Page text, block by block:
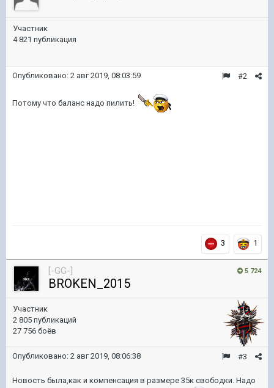
Участник
4 821 публикация
#2
Опубликовано: 2 авг 2019, 08:03:59
Потому что баланс надо пилить!
3 1
5 724
[-GG-]
BROKEN_2015
Участник
2 805 публикаций
27 756 боёв
#3
Опубликовано: 2 авг 2019, 08:06:38
Новость была,как и компенсация в размере 35к свободки. Надо